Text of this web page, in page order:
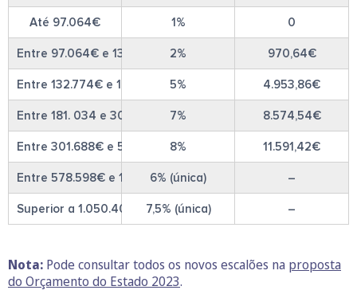
Até 97.064€ 1% 0
Entre 97.064€ e 132.774€ 2% 970,64€
Entre 132.774€ e 181.034€ 5% 4.953,86€
Entre 181. 034 e 301.688€ 7% 8.574,54€
Entre 301.688€ e 578.598€8% 11.591,42€
Entre 578.598€ e 1.050.400€
6% (única) –
Superior a 1.050.400€ 7,5% (única) –
Nota: Pode consultar todos os novos escalões na proposta
do Orçamento do Estado 2023.